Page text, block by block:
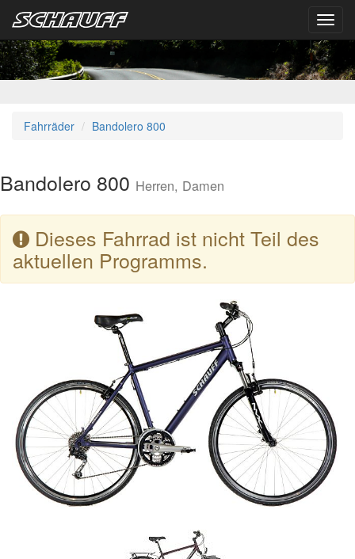
Fahrräder Bandolero 800
Bandolero 800 Herren, Damen
Dieses Fahrrad ist nicht Teil des
aktuellen Programms.